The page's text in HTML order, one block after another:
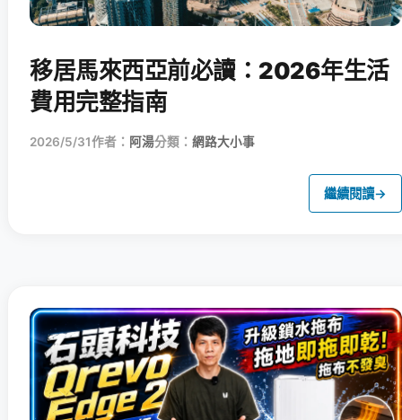
移居馬來西亞前必讀：2026年生活
費用完整指南
2026/5/31作者： 阿湯分類： 網路大小事
繼續閱讀→